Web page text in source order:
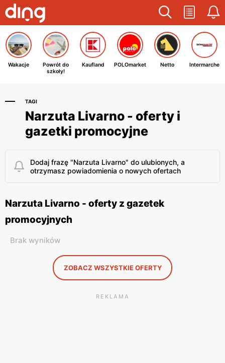
Wakacje
Powrót do
szkoły!
Kaufland POLOmarket Netto Intermarche
TAGI
Narzuta Livarno - oferty i
gazetki promocyjne
Dodaj frazę "Narzuta Livarno" do ulubionych, a
otrzymasz powiadomienia o nowych ofertach
Narzuta Livarno - oferty z gazetek
promocyjnych
Brak wyników
ZOBACZ WSZYSTKIE OFERTY
REKLAMA